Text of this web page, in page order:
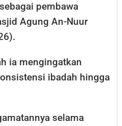
pembawa
Agung An-Nuur
ia mengingatkan
ibadah hingga
selama